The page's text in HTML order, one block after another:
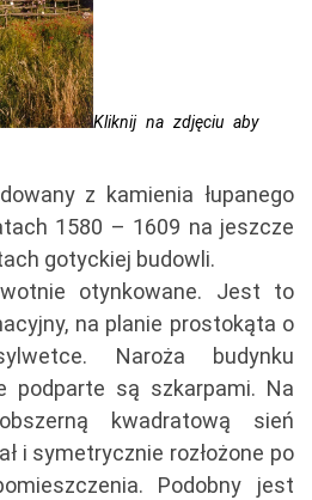
Kliknij na zdjęciu aby
z kamienia łupanego
1580 – 1609 na jeszcze
gotyckiej budowli.
otynkowane. Jest to
na planie prostokąta o
Naroża budynku
podparte są szkarpami. Na
kwadratową sień
i symetrycznie rozłożone po
Podobny jest